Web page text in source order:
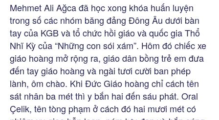
Mehmet Ali Ağca đã học xong khóa huấn luyện
trong số các nhóm băng đảng Đông Âu dưới bàn
tay của KGB và tổ chức hồi giáo và quốc gia Thổ
Nhĩ Kỳ của “Những con sói xám”. Hôm đó chiếc xe
giáo hoàng mở rộng ra, giáo dân bồng trẻ em đưa
đến tay giáo hoàng và ngài tươi cười ban phép
lành, ôm chào. Khi Đức Giáo hoàng chỉ cách tên
sát nhân ba mét thì y bắn hai đến sáu phát. Oral
Çelik, tên tòng phạm ở cách đó hai mươi mét có